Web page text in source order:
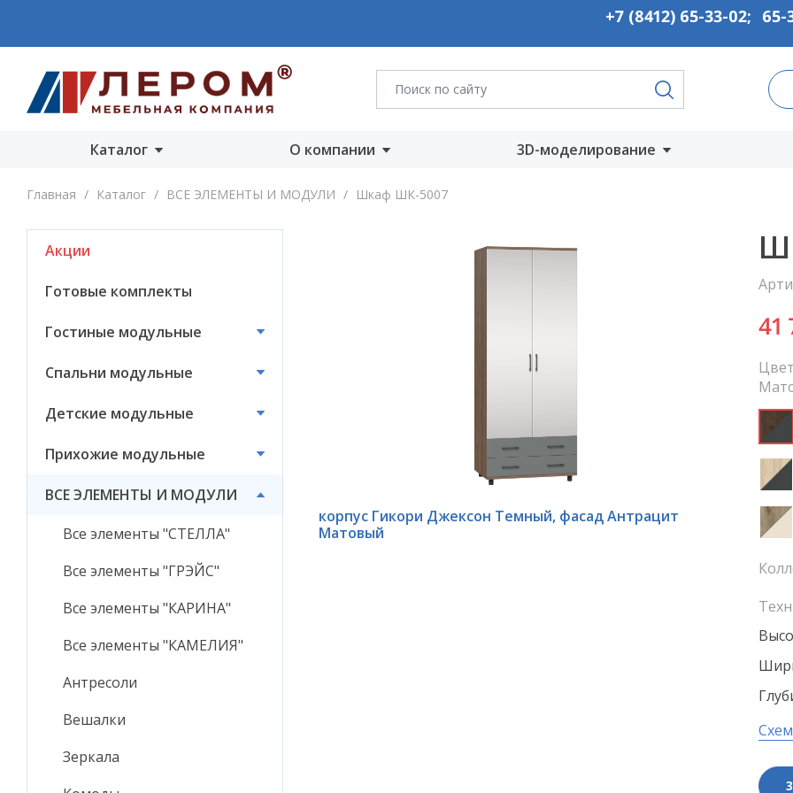
+7 (8412) 65-33-02; 65-
Каталог
Акции
Детские модульные
Прихожие
ВСЕ ЭЛЕМЕНТЫ И
МОДУЛИ
О компании
О компании
3D-моделирование
Главная / Каталог / ВСЕ ЭЛЕМЕНТЫ И МОДУЛИ / Шкаф ШК-5007
Акции
Готовые комплекты
Гостиные модульные
Спальни модульные
Детские модульные
Прихожие модульные
ВСЕ ЭЛЕМЕНТЫ И МОДУЛИ
Все элементы "СТЕЛЛА"
Все элементы "ГРЭЙС"
Все элементы "КАРИНА"
Все элементы "КАМЕЛИЯ"
Антресоли
Вешалки
Зеркала
корпус Гикори Джексон Темный, фасад Антрацит
Матовый
41